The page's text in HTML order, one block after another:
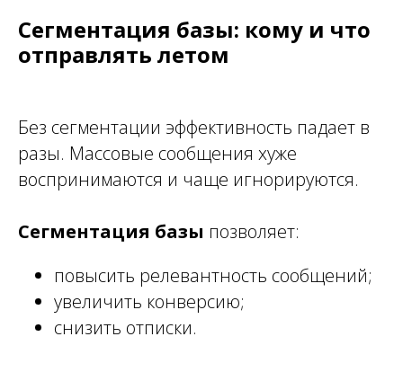
Сегментация базы: кому и что
отправлять летом
Без сегментации эффективность падает в
разы. Массовые сообщения хуже
воспринимаются и чаще игнорируются.
Сегментация базы позволяет:
повысить релевантность сообщений;
увеличить конверсию;
снизить отписки.